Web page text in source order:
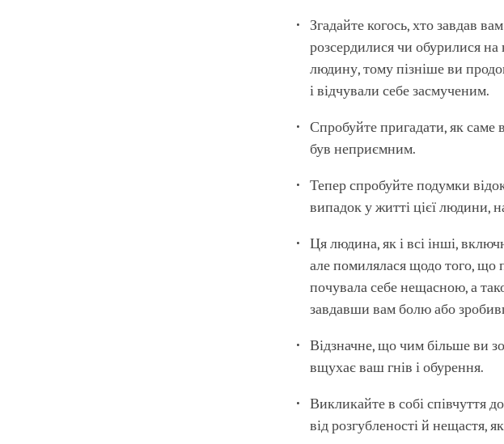
Згадайте когось, хто завдав
розсердилися чи обурилися
людину, тому пізніше ви
і відчували себе засмученим.
Спробуйте пригадати, як саме
був неприємним.
Тепер спробуйте подумки
випадок у житті цієї людини,
Ця людина, як і всі інші,
але помилялася щодо того, що
почувала себе нещасною, а
завдавши вам болю або
Відзначне, що чим більше ви
вщухає ваш гнів і обурення.
Викликайте в собі співчуття
від розгубленості й нещастя,